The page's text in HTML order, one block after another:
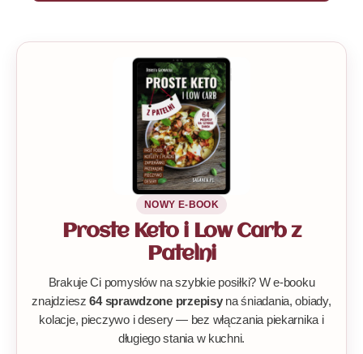
NOWY E-BOOK
Proste Keto i Low Carb z
Patelni
Brakuje Ci pomysłów na szybkie posiłki? W e-booku
znajdziesz64 sprawdzone przepisyna śniadania, obiady,
kolacje, pieczywo i desery — bez włączania piekarnika i
długiego stania w kuchni.